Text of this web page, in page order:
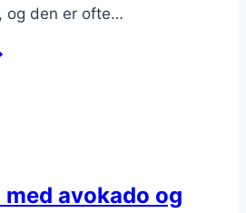
og den er ofte…
avokado og